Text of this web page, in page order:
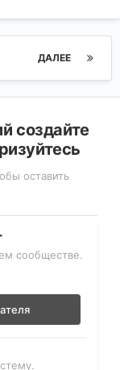
ДАЛЕЕ
создайте
оставить
сообществе.